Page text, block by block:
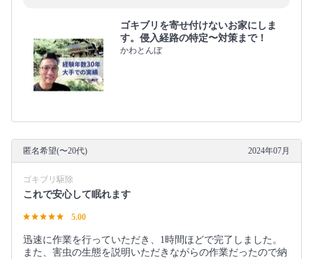
ゴキブリを寄せ付けないお家にしま
す。侵入経路の特定〜対策まで！
かわとんぼ
匿名希望(〜20代) 2024年07月
ゴキブリ駆除
これで安心して眠れます
5.00
迅速に作業を行っていただき、1時間ほどで完了しました。
また、害虫の生態を説明いただきながらの作業だったので納